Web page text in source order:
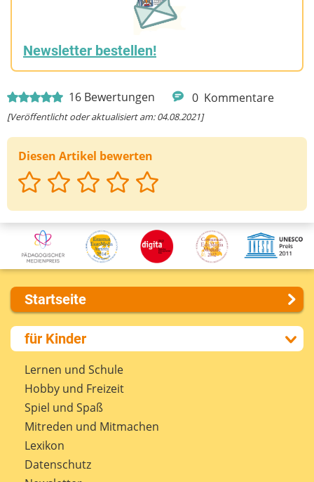
16 Bewertungen 0 Kommentare
[Veröffentlicht oder aktualisiert am: 04.08.2021]
Diesen Artikel bewerten
Newsletter bestellen!
Startseite
Über uns
Presse
Kontakt
Impressum
Internet-ABC Sitemap
Barrierefreiheit
Länderprojekte
für Kinder
Lernen und Schule
Hobby und Freizeit
Spiel und Spaß
Mitreden und Mitmachen
Lexikon
Datenschutz